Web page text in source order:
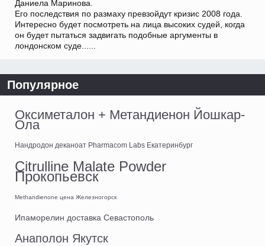
Даниела Маринова.
Его последствия по размаху превзойдут кризис 2008 года.
Интересно будет посмотреть на лица высоких судей, когда
он будет пытаться задвигать подобные аргументы в
лондонском суде......
Популярное
Оксиметалон + Метандиенон Йошкар-
Ола
Нандродон деканоат Pharmacom Labs Екатеринбург
Citrulline Malate Powder
Прокопьевск
Methandienone цена Железногорск
Ипаморелин доставка Севастополь
Анаполон Якутск